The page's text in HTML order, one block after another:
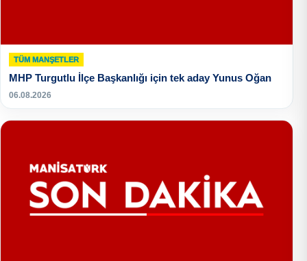
TÜM MANŞETLER
MHP Turgutlu İlçe Başkanlığı için tek aday Yunus Oğan
06.08.2026